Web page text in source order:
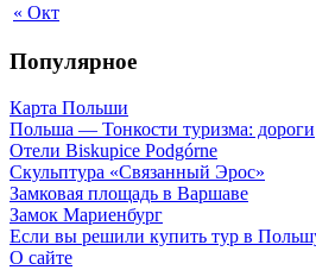
« Окт
Популярное
Карта Польши
Польша — Тонкости туризма: дороги
Отели Biskupice Podgórne
Скульптура «Связанный Эрос»
Замковая площадь в Варшаве
Замок Мариенбург
Если вы решили купить тур в
О сайте